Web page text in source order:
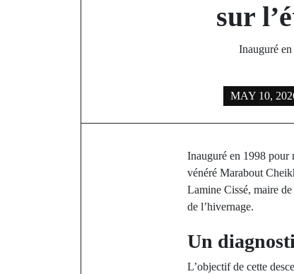
sur
Inauguré
MAY 10,
Inauguré en 1998
vénéré Marabout
Lamine Cissé, maire
de l’hivernage.
Un
L’objectif de cette